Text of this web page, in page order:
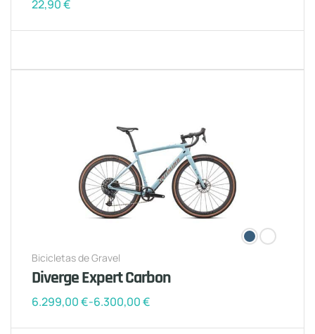
22,90€
Bicicletas de Gravel
Diverge Expert Carbon
6.299,00€-6.300,00€